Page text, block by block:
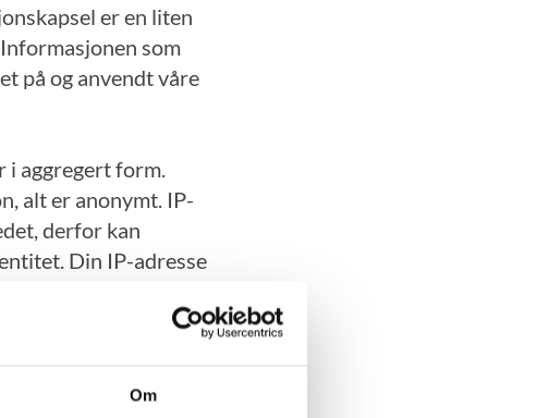
Om
er en liten
som
på og anvendt våre
i aggregert form.
alt er anonymt. IP-
derfor kan
Din IP-adresse